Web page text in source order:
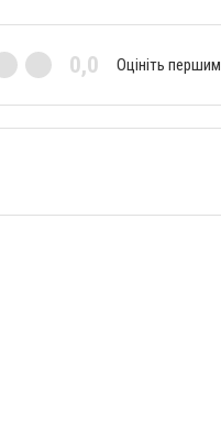
0,0 Оцініть першим